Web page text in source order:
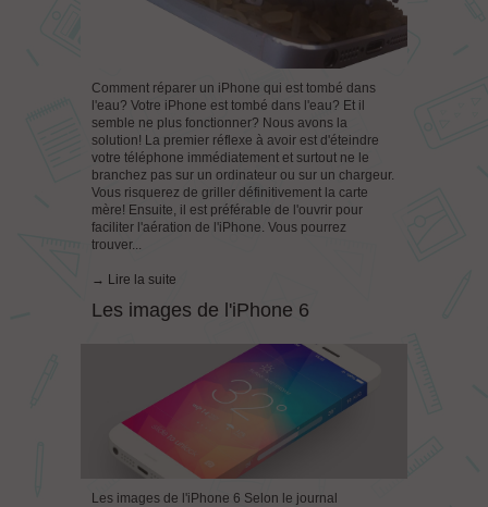
Comment réparer un iPhone qui est tombé dans
l'eau? Votre iPhone est tombé dans l'eau? Et il
semble ne plus fonctionner? Nous avons la
solution! La premier réflexe à avoir est d'éteindre
votre téléphone immédiatement et surtout ne le
branchez pas sur un ordinateur ou sur un chargeur.
Vous risquerez de griller définitivement la carte
mère! Ensuite, il est préférable de l'ouvrir pour
faciliter l'aération de l'iPhone. Vous pourrez
trouver...
→ Lire la suite
Les images de l'iPhone 6
Les images de l'iPhone 6 Selon le journal